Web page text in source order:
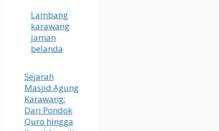
Lambang
karawang
jaman
belanda
Sejarah
Masjid Agung
Karawang:
Dari Pondok
Quro hingga